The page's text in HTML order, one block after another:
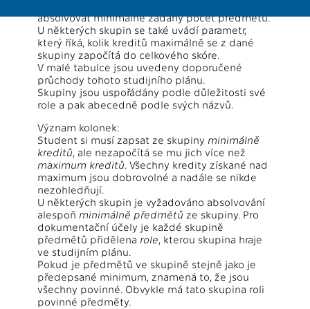
absolvovat minimálně zadaný počet předmětů.
U některých skupin se také uvádí parametr,
který říká, kolik kreditů maximálně se z dané
skupiny započítá do celkového skóre.
V malé tabulce jsou uvedeny doporučené
průchody tohoto studijního plánu.
Skupiny jsou uspořádány podle důležitosti své
role a pak abecedně podle svých názvů.
Význam kolonek:
Student si musí zapsat ze skupiny minimálně
kreditů, ale nezapočítá se mu jich více než
maximum kreditů. Všechny kredity získané nad
maximum jsou dobrovolné a nadále se nikde
nezohledňují.
U některých skupin je vyžadováno absolvování
alespoň minimálně předmětů ze skupiny. Pro
dokumentační účely je každé skupině
předmětů přidělena role, kterou skupina hraje
ve studijním plánu.
Pokud je předmětů ve skupině stejně jako je
předepsané minimum, znamená to, že jsou
všechny povinné. Obvykle má tato skupina roli
povinné předměty.